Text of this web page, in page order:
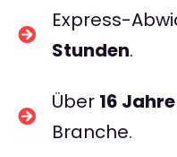
Express-
Stunden.
Über 16
Branche.